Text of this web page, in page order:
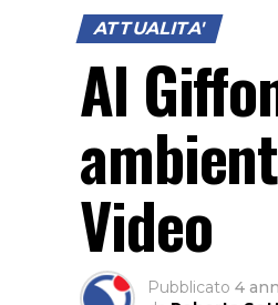
ATTUALITA'
Al
Video
Pubblicato 4